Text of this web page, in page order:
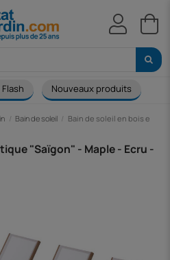
Nouveaux produits
Bain de soleil Bain de soleil en bois
"Saïgon" - Maple - Ecru -